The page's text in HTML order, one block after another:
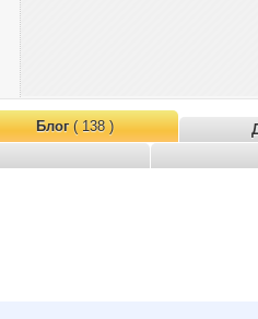
Блог( 138 )